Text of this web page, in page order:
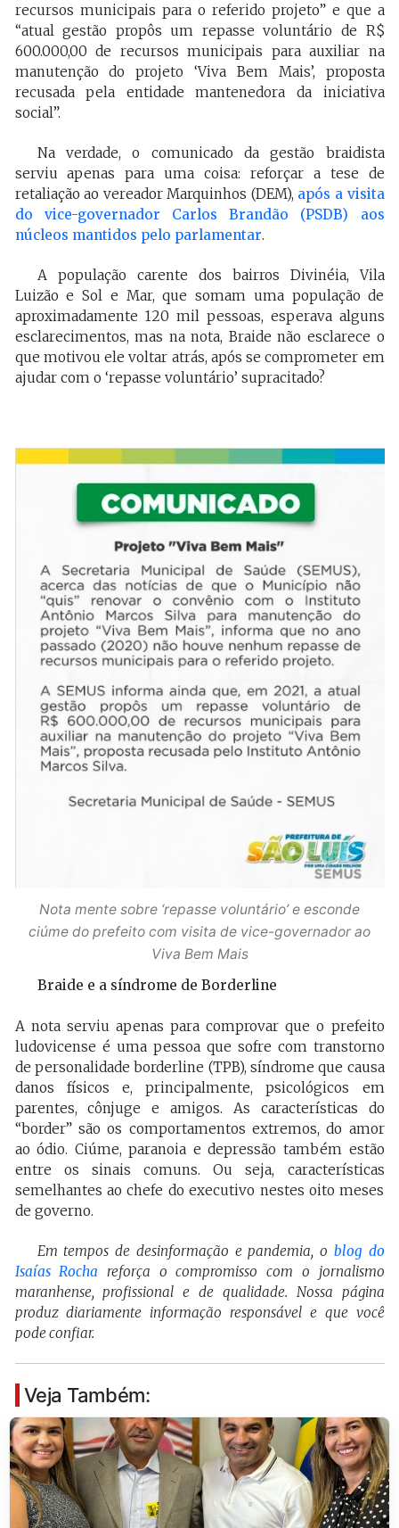
recursos municipais para o referido projeto” e que a
“atual gestão propôs um repasse voluntário de R$
600.000,00 de recursos municipais para auxiliar na
manutenção do projeto ‘Viva Bem Mais’, proposta
recusada pela entidade mantenedora da iniciativa
social”.
Na verdade, o comunicado da gestão braidista
serviu apenas para uma coisa: reforçar a tese de
retaliação ao vereador Marquinhos (DEM), após a visita
do vice-governador Carlos Brandão (PSDB) aos
núcleos mantidos pelo parlamentar.
A população carente dos bairros Divinéia, Vila
Luizão e Sol e Mar, que somam uma população de
aproximadamente 120 mil pessoas, esperava alguns
esclarecimentos, mas na nota, Braide não esclarece o
que motivou ele voltar atrás, após se comprometer em
ajudar com o ‘repasse voluntário’ supracitado?
Nota mente sobre ‘repasse voluntário’ e esconde
ciúme do prefeito com visita de vice-governador ao
Viva Bem Mais
Braide e a síndrome de Borderline
A nota serviu apenas para comprovar que o prefeito
ludovicense é uma pessoa que sofre com transtorno
de personalidade borderline (TPB), síndrome que causa
danos físicos e, principalmente, psicológicos em
parentes, cônjuge e amigos. As características do
“border” são os comportamentos extremos, do amor
ao ódio. Ciúme, paranoia e depressão também estão
entre os sinais comuns. Ou seja, características
semelhantes ao chefe do executivo nestes oito meses
de governo.
Em tempos de desinformação e pandemia, o blog do
Isaías Rocha reforça o compromisso com o jornalismo
maranhense, profissional e de qualidade. Nossa página
produz diariamente informação responsável e que você
pode confiar.
Veja Também: